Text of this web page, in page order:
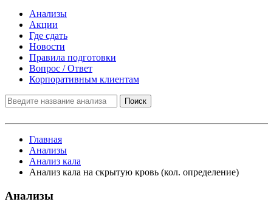
Анализы
Акции
Где сдать
Новости
Правила подготовки
Вопрос / Ответ
Корпоративным клиентам
Поиск
Главная
Анализы
Анализ кала
Анализ кала на скрытую кровь (кол. определение)
Анализы